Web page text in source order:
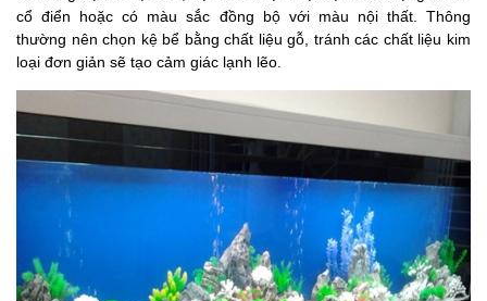
cổ điển hoặc có màu sắc đồng bộ với màu nội thất. Thông
thường nên chọn kệ bể bằng chất liệu gỗ, tránh các chất liệu kim
loại đơn giản sẽ tạo cảm giác lạnh lẽo.